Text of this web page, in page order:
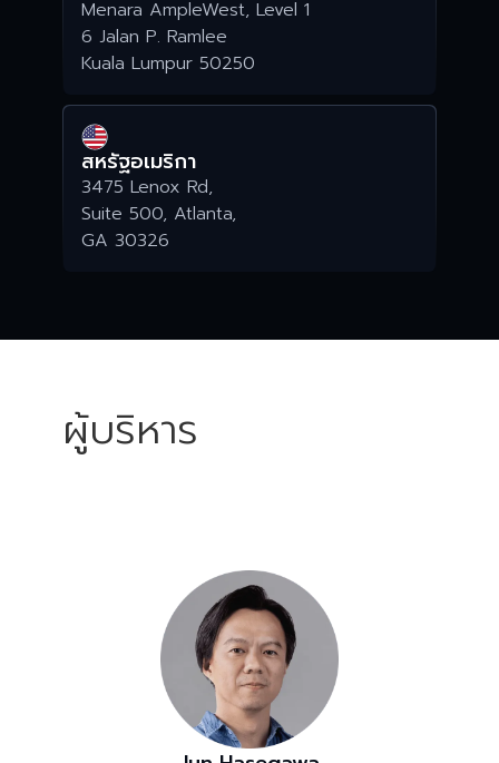
Menara AmpleWest, Level 1
6 Jalan P. Ramlee
Kuala Lumpur 50250
สหรัฐอเมริกา
3475 Lenox Rd,
Suite 500, Atlanta,
GA 30326
ผู้บริหาร